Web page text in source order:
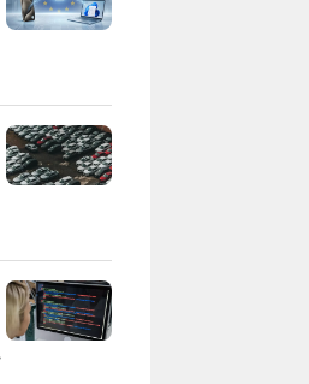
Hackeři mohou snadno otevřít
práci a komu ne: Vývojář